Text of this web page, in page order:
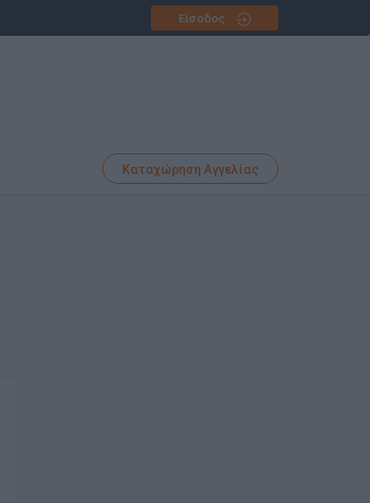
Είσοδος
Καταχώρηση Αγγελίας